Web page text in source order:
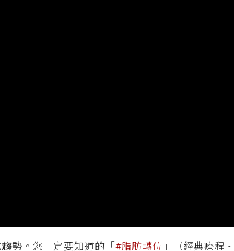
勢。您一定要知道的「#脂肪轉位 」（經典療程 -